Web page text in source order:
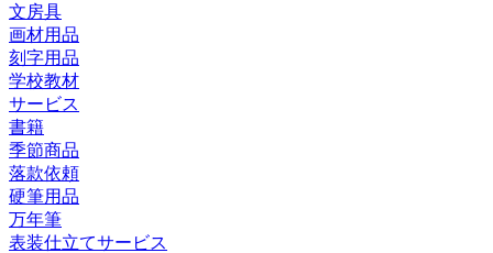
文房具
画材用品
刻字用品
学校教材
サービス
書籍
季節商品
落款依頼
硬筆用品
万年筆
表装仕立てサービス